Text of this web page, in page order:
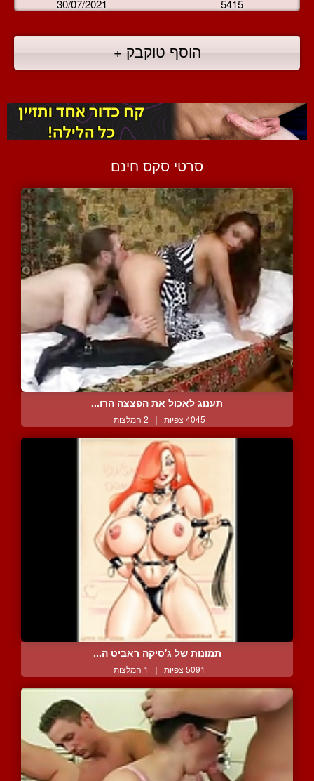
30/07/2021 5415
הוסף טוקבק +
סרטי סקס חינם
תענוג לאכול את הפצצה הרו...
4045 צפיות | 2 המלצות
תמונות של ג'סיקה ראביט ה...
5091 צפיות | 1 המלצות